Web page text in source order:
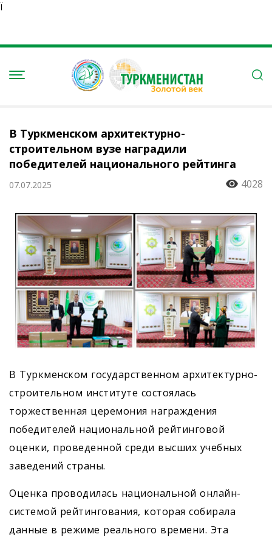
Ï
В Туркменском архитектурно-
строительном вузе наградили
победителей национального рейтинга
07.07.2025 4028
В Туркменском государственном архитектурно-
строительном институте состоялась
торжественная церемония награждения
победителей национальной рейтинговой
оценки, проведенной среди высших учебных
заведений страны.
Оценка проводилась национальной онлайн-
системой рейтингования, которая собирала
данные в режиме реального времени. Эта